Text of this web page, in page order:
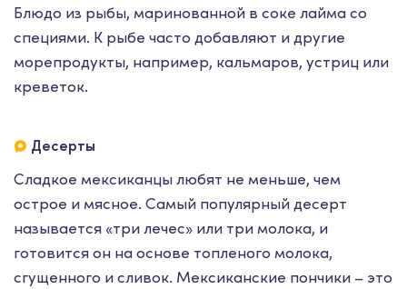
Блюдо из рыбы, маринованной в соке лайма со
специями. К рыбе часто добавляют и другие
морепродукты, например, кальмаров, устриц или
креветок.
Десерты
Сладкое мексиканцы любят не меньше, чем
острое и мясное. Самый популярный десерт
называется «три лечес» или три молока, и
готовится он на основе топленого молока,
сгущенного и сливок. Мексиканские пончики – это